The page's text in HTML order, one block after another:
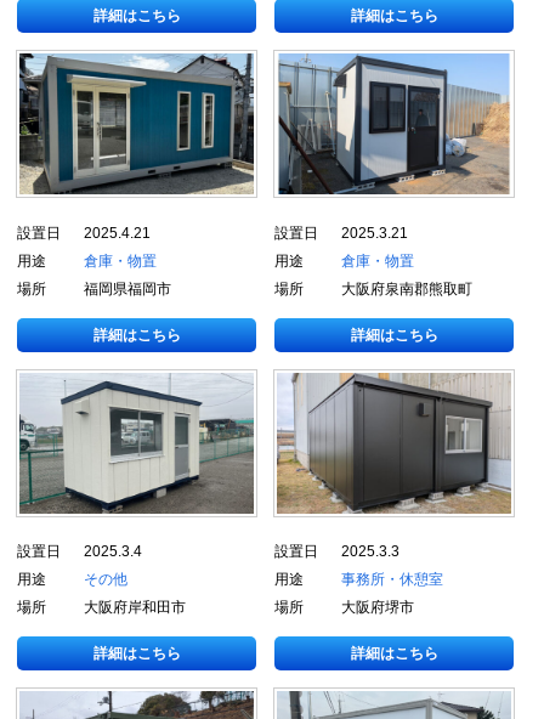
詳細はこちら 詳細はこちら
設置日
2025.4.21
用途
倉庫・物置
場所
福岡県福岡市
詳細はこちら
設置日
2025.3.21
用途
倉庫・物置
場所
大阪府泉南郡熊取町
詳細はこちら
設置日
2025.3.4
用途
その他
場所
大阪府岸和田市
詳細はこちら
設置日
2025.3.3
用途
事務所・休憩室
場所
大阪府堺市
詳細はこちら